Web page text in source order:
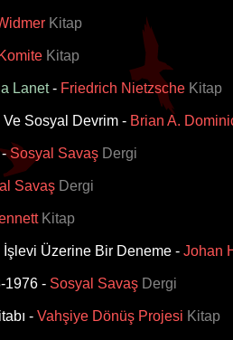
Kitap
Kitap
Lanet- Friedrich Nietzsche Kitap
Sosyal Devrim - Brian A.
-Sosyal Savaş Dergi
Savaş Dergi
Kitap
Üzerine Bir Deneme - Johan
1976 - Sosyal Savaş Dergi
- Vahşiye Dönüş Projesi Kitap